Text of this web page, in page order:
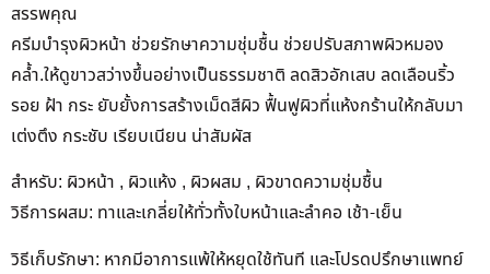
สรรพคุณ
ครีมบำรุงผิวหน้า ช่วยรักษาความชุ่มชื้น ช่วยปรับสภาพผิวหมอง
คล้ำ.ให้ดูขาวสว่างขึ้นอย่างเป็นธรรมชาติ ลดสิวอักเสบ ลดเลือนริ้ว
รอย ฝ้า กระ ยับยั้งการสร้างเม็ดสีผิว ฟื้นฟูผิวที่แห้งกร้านให้กลับมา
เต่งตึง กระชับ เรียบเนียน น่าสัมผัส
สำหรับ: ผิวหน้า , ผิวแห้ง , ผิวผสม , ผิวขาดความชุ่มชื้น
วิธีการผสม: ทาและเกลี่ยให้ทั่วทั้งใบหน้าและลำคอ เช้า-เย็น
วิธีเก็บรักษา: หากมีอาการแพ้ให้หยุดใช้ทันที และโปรดปรึกษาแพทย์